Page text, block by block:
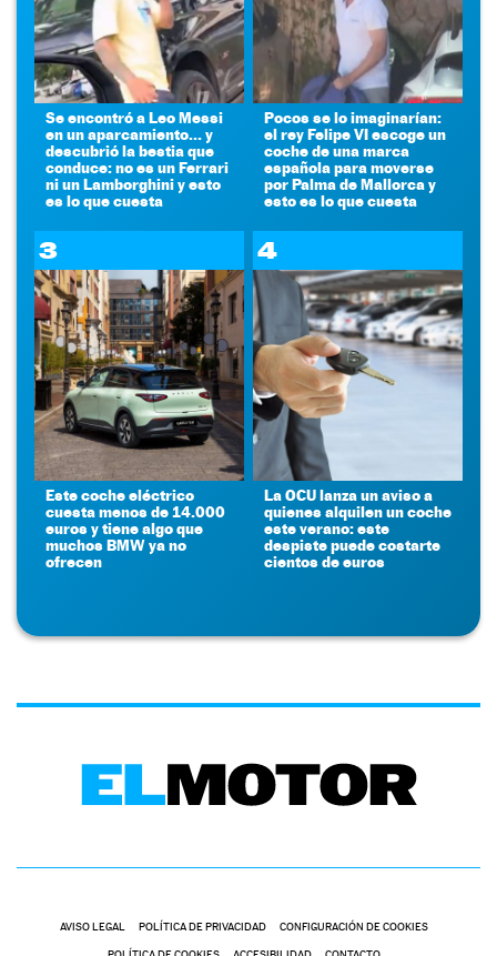
Se encontró a Leo Messi
en un aparcamiento... y
descubrió la bestia que
conduce: no es un Ferrari
ni un Lamborghini y esto
es lo que cuesta
Pocos se lo imaginarían:
el rey Felipe VI escoge un
coche de una marca
española para moverse
por Palma de Mallorca y
esto es lo que cuesta
3
Este coche eléctrico
cuesta menos de 14.000
euros y tiene algo que
muchos BMW ya no
ofrecen
4
La OCU lanza un aviso a
quienes alquilen un coche
este verano: este
despiste puede costarte
cientos de euros
AVISO LEGAL POLÍTICA DE PRIVACIDAD CONFIGURACIÓN DE COOKIES